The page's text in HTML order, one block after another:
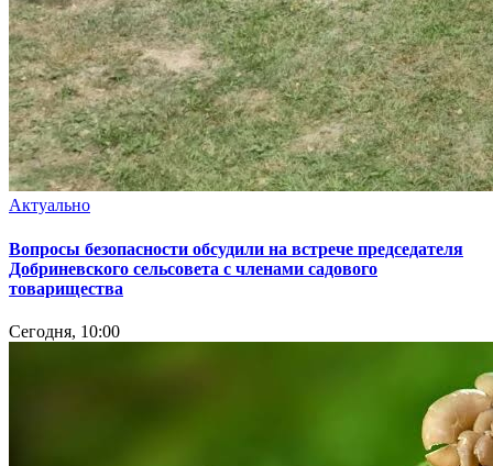
Актуально
Вопросы безопасности обсудили на встрече председателя
Добриневского сельсовета с членами садового
товарищества
Сегодня, 10:00